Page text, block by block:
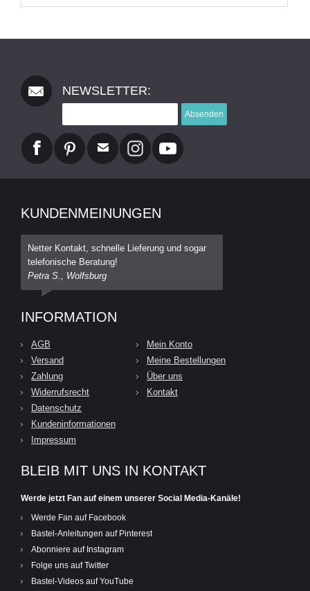
NEWSLETTER:
Absenden
KUNDENMEINUNGEN
Netter Kontakt, schnelle Lieferung und sogar
telefonische Beratung!
Petra S., Wolfsburg
INFORMATION
AGB
Versand
Zahlung
Widerrufsrecht
Datenschutz
Kundeninformationen
Impressum
Mein Konto
Meine Bestellungen
Über uns
Kontakt
BLEIB MIT UNS IN KONTAKT
Werde jetzt Fan auf einem unserer Social Media-Kanäle!
Werde Fan auf Facebook
Bastel-Anleitungen auf Pinterest
Abonniere auf Instagram
Folge uns auf Twitter
Bastel-Videos auf YouTube